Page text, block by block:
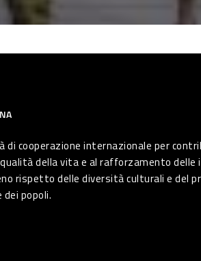
di cooperazione internazionale per
della vita e al rafforzamento
rispetto delle diversità culturali e del
popoli.